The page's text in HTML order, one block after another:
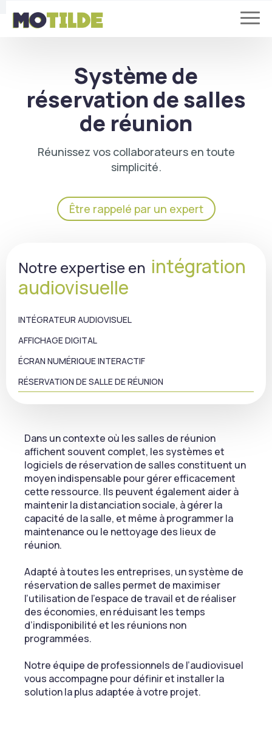
Système de
réservation de salles
de réunion
Réunissez vos collaborateurs en toute
simplicité.
Être rappelé par un expert
Notre expertise en intégration
audiovisuelle
INTÉGRATEUR AUDIOVISUEL
AFFICHAGE DIGITAL
ÉCRAN NUMÉRIQUE INTERACTIF
RÉSERVATION DE SALLE DE RÉUNION
Dans un contexte où les salles de réunion
affichent souvent complet, les systèmes et
logiciels de réservation de salles constituent un
moyen indispensable pour gérer efficacement
cette ressource. Ils peuvent également aider à
maintenir la distanciation sociale, à gérer la
capacité de la salle, et même à programmer la
maintenance ou le nettoyage des lieux de
réunion.
Adapté à toutes les entreprises, un système de
réservation de salles permet de maximiser
l’utilisation de l’espace de travail et de réaliser
des économies, en réduisant les temps
d’indisponibilité et les réunions non
programmées.
Notre équipe de professionnels de l’audiovisuel
vous accompagne pour définir et installer la
solution la plus adaptée à votre projet.